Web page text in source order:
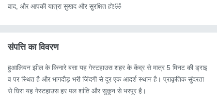
वाद, और आपकी यात्रा सुखद और सुरक्षित हो!🤣
संपत्ति का विवरण
हुआलियन झील के किनारे बसा यह गेस्टहाउस शहर के केंद्र से मात्र 5 मिनट की ड्राइ
व पर स्थित है और भागदौड़ भरी जिंदगी से दूर एक आदर्श स्थान है। प्राकृतिक सुंदरता
से घिरा यह गेस्टहाउस हर पल शांति और सुकून से भरपूर है।